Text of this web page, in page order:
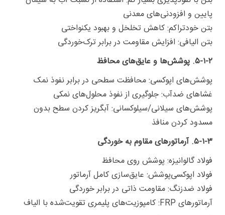
پایین و افزودنی‌های معدنی
بتن خودتراکم: کاهش تخلخل و بهبود یکنواختی
بتن الیافی: افزایش مقاومت در برابر ترک‌خوردگی
۵-۱-۲. پوشش‌ها و عایق‌های محافظ
پوشش‌های اپوکسی: محافظت سطحی در برابر نفوذ نمک
غشاهای ضدآب: جلوگیری از نفوذ محلول‌های نمکی
پوشش‌های سیلانی/سیلوکسانی: آبگریز کردن سطح بدون
مسدود کردن منافذ
۵-۱-۳. آرماتورهای مقاوم به خوردگی
فولاد گالوانیزه: پوشش روی محافظ
فولاد اپوکسی‌پوشش: عایق‌سازی کامل آرماتور
فولاد ضدزنگ: مقاومت ذاتی در برابر خوردگی
آرماتورهای FRP: کامپوزیت‌های پلیمری تقویت‌شده با الیاف